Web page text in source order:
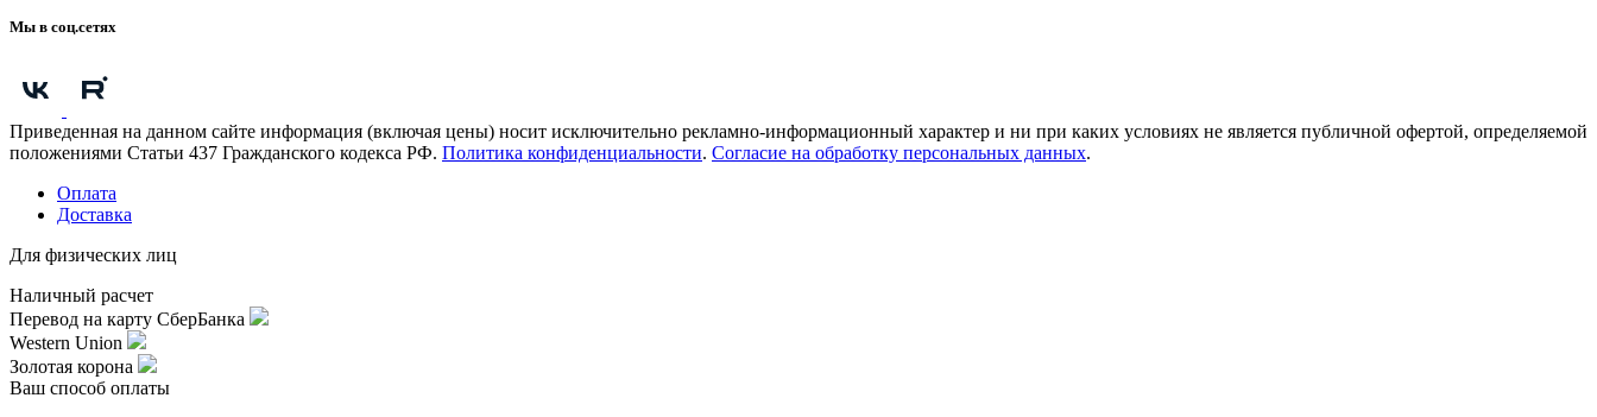
Мы в соц.сетях
Приведенная на данном сайте информация (включая цены) носит исключительно рекламно-информационный характер и ни при каких условиях не является публичной офертой, определяемой
положениями Статьи 437 Гражданского кодекса РФ. Политика конфиденциальности. Согласие на обработку персональных данных.
Оплата
Доставка
Для физических лиц
Наличный расчет
Перевод на карту СберБанка
Western Union
Золотая корона
Ваш способ оплаты